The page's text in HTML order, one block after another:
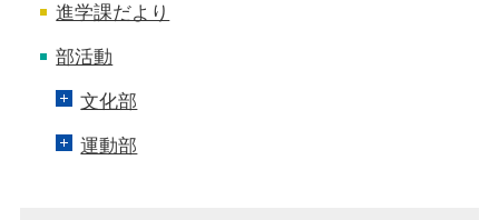
進学課だより
部活動
文化部
運動部